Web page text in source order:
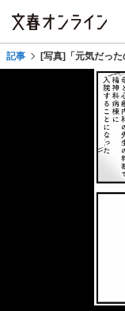
記事 [写真]「元気だっ